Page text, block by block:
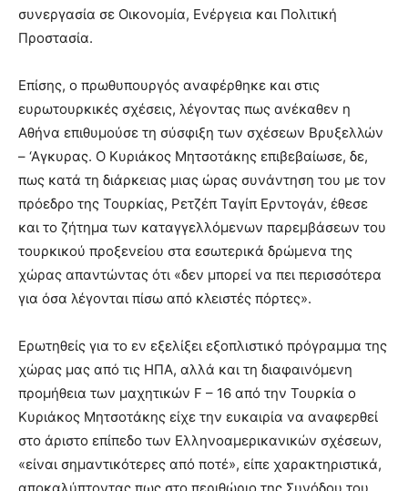
συνεργασία σε Οικονομία, Ενέργεια και Πολιτική
Προστασία.
Επίσης, ο πρωθυπουργός αναφέρθηκε και στις
ευρωτουρκικές σχέσεις, λέγοντας πως ανέκαθεν η
Αθήνα επιθυμούσε τη σύσφιξη των σχέσεων Βρυξελλών
– ‘Αγκυρας. Ο Κυριάκος Μητσοτάκης επιβεβαίωσε, δε,
πως κατά τη διάρκειας μιας ώρας συνάντηση του με τον
πρόεδρο της Τουρκίας, Ρετζέπ Ταγίπ Ερντογάν, έθεσε
και το ζήτημα των καταγγελλόμενων παρεμβάσεων του
τουρκικού προξενείου στα εσωτερικά δρώμενα της
χώρας απαντώντας ότι «δεν μπορεί να πει περισσότερα
για όσα λέγονται πίσω από κλειστές πόρτες».
Ερωτηθείς για το εν εξελίξει εξοπλιστικό πρόγραμμα της
χώρας μας από τις ΗΠΑ, αλλά και τη διαφαινόμενη
προμήθεια των μαχητικών F – 16 από την Τουρκία ο
Κυριάκος Μητσοτάκης είχε την ευκαιρία να αναφερθεί
στο άριστο επίπεδο των Ελληνοαμερικανικών σχέσεων,
«είναι σημαντικότερες από ποτέ», είπε χαρακτηριστικά,